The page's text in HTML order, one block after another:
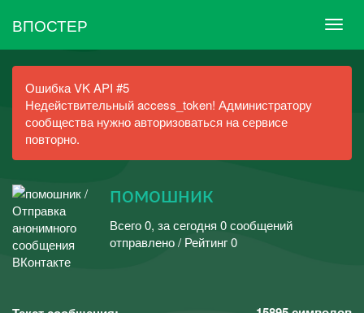
ВПОСТЕР
Ошибка VK API #5
Недействительный access_token! Администратору
сообщества нужно авторизоваться на сервисе
повторно.
помошник
Всего 0, за сегодня 0 сообщений
отправлено / Рейтинг 0